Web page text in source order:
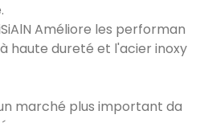
Améliore les performan
haute dureté et l'acier inoxy
marché plus important da